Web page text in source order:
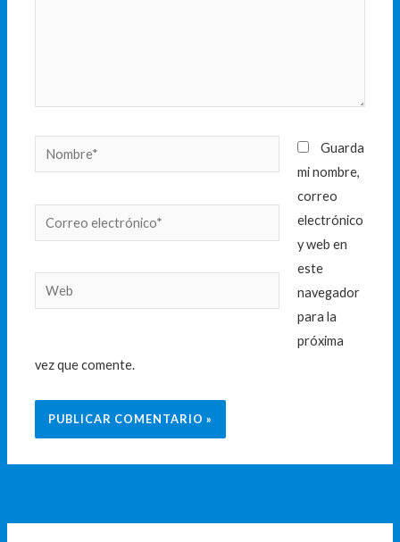
Nombre*
Correo
electrónico*
Web
Guarda
mi nombre,
correo
electrónico
y web en
este
navegador
para la
próxima
vez que comente.